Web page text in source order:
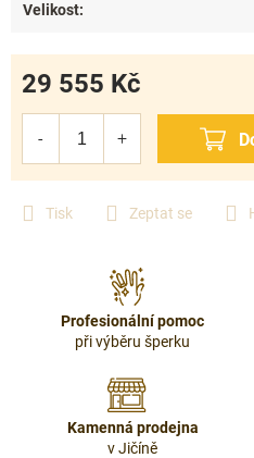
Tisk Zeptat se
29 555 Kč
Velikost:
Profesionální pomoc
při výběru šperku
Kamenná prodejna
v Jičíně